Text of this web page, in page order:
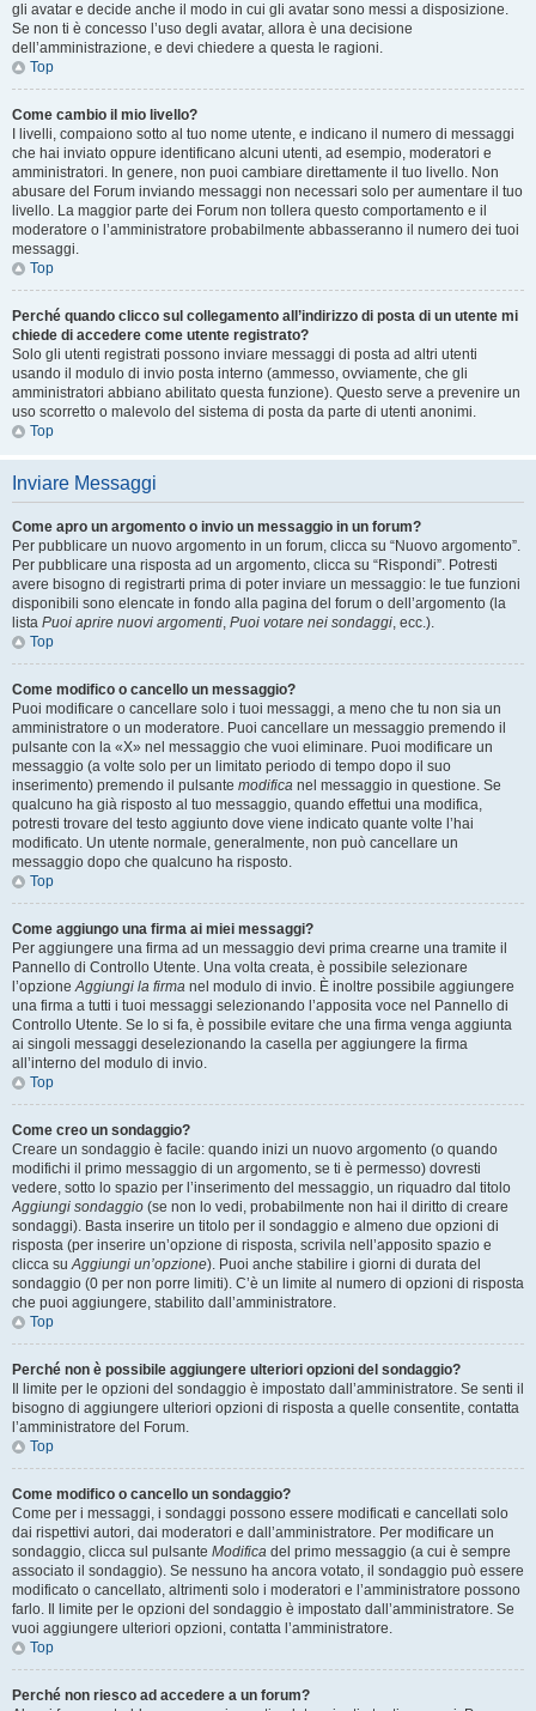
gli avatar e decide anche il modo in cui gli avatar sono messi a disposizione.
Se non ti è concesso l’uso degli avatar, allora è una decisione
dell’amministrazione, e devi chiedere a questa le ragioni.
Top
Come cambio il mio livello?
I livelli, compaiono sotto al tuo nome utente, e indicano il numero di messaggi
che hai inviato oppure identificano alcuni utenti, ad esempio, moderatori e
amministratori. In genere, non puoi cambiare direttamente il tuo livello. Non
abusare del Forum inviando messaggi non necessari solo per aumentare il tuo
livello. La maggior parte dei Forum non tollera questo comportamento e il
moderatore o l’amministratore probabilmente abbasseranno il numero dei tuoi
messaggi.
Top
Perché quando clicco sul collegamento all’indirizzo di posta di un utente mi
chiede di accedere come utente registrato?
Solo gli utenti registrati possono inviare messaggi di posta ad altri utenti
usando il modulo di invio posta interno (ammesso, ovviamente, che gli
amministratori abbiano abilitato questa funzione). Questo serve a prevenire un
uso scorretto o malevolo del sistema di posta da parte di utenti anonimi.
Top
Inviare Messaggi
Come apro un argomento o invio un messaggio in un forum?
Per pubblicare un nuovo argomento in un forum, clicca su “Nuovo argomento”.
Per pubblicare una risposta ad un argomento, clicca su “Rispondi”. Potresti
avere bisogno di registrarti prima di poter inviare un messaggio: le tue funzioni
disponibili sono elencate in fondo alla pagina del forum o dell’argomento (la
lista Puoi aprire nuovi argomenti, Puoi votare nei sondaggi, ecc.).
Top
Come modifico o cancello un messaggio?
Puoi modificare o cancellare solo i tuoi messaggi, a meno che tu non sia un
amministratore o un moderatore. Puoi cancellare un messaggio premendo il
pulsante con la «X» nel messaggio che vuoi eliminare. Puoi modificare un
messaggio (a volte solo per un limitato periodo di tempo dopo il suo
inserimento) premendo il pulsante modifica nel messaggio in questione. Se
qualcuno ha già risposto al tuo messaggio, quando effettui una modifica,
potresti trovare del testo aggiunto dove viene indicato quante volte l’hai
modificato. Un utente normale, generalmente, non può cancellare un
messaggio dopo che qualcuno ha risposto.
Top
Come aggiungo una firma ai miei messaggi?
Per aggiungere una firma ad un messaggio devi prima crearne una tramite il
Pannello di Controllo Utente. Una volta creata, è possibile selezionare
l’opzioneAggiungi la firma nel modulo di invio. È inoltre possibile aggiungere
una firma a tutti i tuoi messaggi selezionando l’apposita voce nel Pannello di
Controllo Utente. Se lo si fa, è possibile evitare che una firma venga aggiunta
ai singoli messaggi deselezionando la casella per aggiungere la firma
all’interno del modulo di invio.
Top
Come creo un sondaggio?
Creare un sondaggio è facile: quando inizi un nuovo argomento (o quando
modifichi il primo messaggio di un argomento, se ti è permesso) dovresti
vedere, sotto lo spazio per l’inserimento del messaggio, un riquadro dal titolo
Aggiungi sondaggio (se non lo vedi, probabilmente non hai il diritto di creare
sondaggi). Basta inserire un titolo per il sondaggio e almeno due opzioni di
risposta (per inserire un’opzione di risposta, scrivila nell’apposito spazio e
clicca suAggiungi un’opzione). Puoi anche stabilire i giorni di durata del
sondaggio (0 per non porre limiti). C’è un limite al numero di opzioni di risposta
che puoi aggiungere, stabilito dall’amministratore.
Top
Perché non è possibile aggiungere ulteriori opzioni del sondaggio?
Il limite per le opzioni del sondaggio è impostato dall’amministratore. Se senti il
bisogno di aggiungere ulteriori opzioni di risposta a quelle consentite, contatta
l’amministratore del Forum.
Top
Come modifico o cancello un sondaggio?
Come per i messaggi, i sondaggi possono essere modificati e cancellati solo
dai rispettivi autori, dai moderatori e dall’amministratore. Per modificare un
sondaggio, clicca sul pulsante Modifica del primo messaggio (a cui è sempre
associato il sondaggio). Se nessuno ha ancora votato, il sondaggio può essere
modificato o cancellato, altrimenti solo i moderatori e l’amministratore possono
farlo. Il limite per le opzioni del sondaggio è impostato dall’amministratore. Se
vuoi aggiungere ulteriori opzioni, contatta l’amministratore.
Top
Perché non riesco ad accedere a un forum?